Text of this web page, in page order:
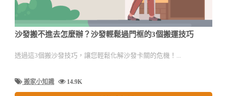
沙發搬不進去怎麼辦？沙發輕鬆過門框的3個搬運技巧
透過這3個搬沙發技巧，讓您輕鬆化解沙發卡關的危機！...
搬家小知識 14.9K